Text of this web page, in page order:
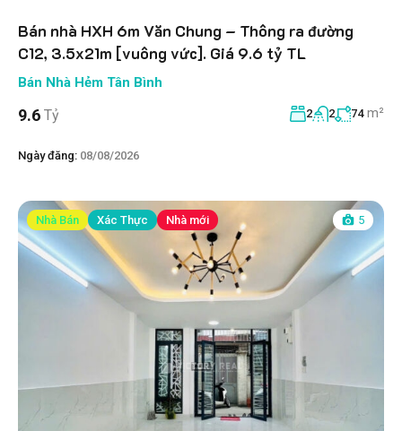
Bán nhà HXH 6m Văn Chung – Thông ra đường
C12, 3.5x21m [vuông vức]. Giá 9.6 tỷ TL
Bán Nhà Hẻm Tân Bình
9.6 Tỷ 2 2 74 m²
Ngày đăng: 08/08/2026
Nhà Bán Xác Thực Nhà mới 5